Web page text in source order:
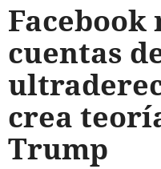
cuentas
crea
Trump